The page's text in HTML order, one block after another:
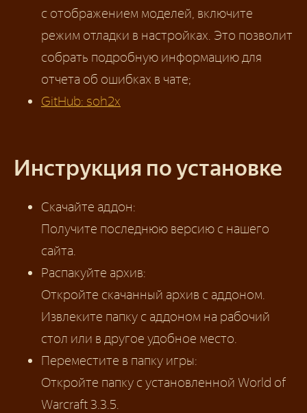
с отображением моделей, включите
режим отладки в настройках. Это позволит
собрать подробную информацию для
отчета об ошибках в чате;
GitHub: soh2x
Инструкция по установке
Скачайте аддон:
Получите последнюю версию с нашего
сайта.
Распакуйте архив:
Откройте скачанный архив с аддоном.
Извлеките папку с аддоном на рабочий
стол или в другое удобное место.
Переместите в папку игры:
Откройте папку с установленной World of
Warcraft 3.3.5.